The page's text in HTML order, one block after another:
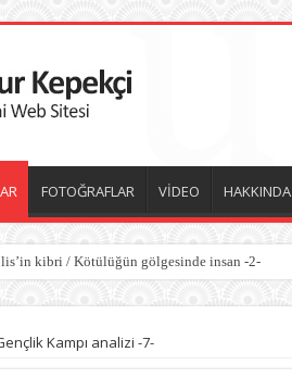
FOTOĞRAFLAR VİDEO HAKKINDA
kibri / Kötülüğün gölgesinde insan -2-
Kampı analizi -7-